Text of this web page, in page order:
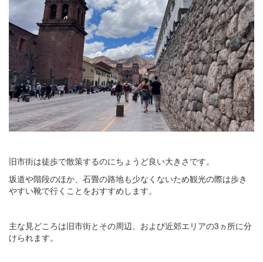
旧市街は徒歩で散策するのにちょうど良い大きさです。
坂道や階段のほか、石畳の路地も少なくないため観光の際は歩き
やすい靴で行くことをおすすめします。
主な見どころは旧市街とその周辺、および近郊エリアの3ヵ所に分
けられます。